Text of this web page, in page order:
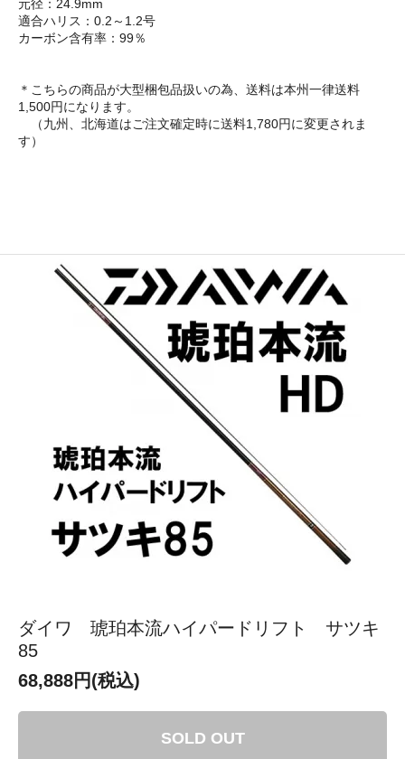
元径：24.9mm
適合ハリス：0.2～1.2号
カーボン含有率：99％
＊こちらの商品が大型梱包品扱いの為、送料は本州一律送料
1,500円になります。
（九州、北海道はご注文確定時に送料1,780円に変更されま
す）
ダイワ 琥珀本流ハイパードリフト サツキ
85
68,888円(税込)
SOLD OUT